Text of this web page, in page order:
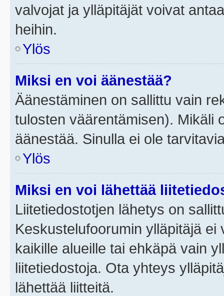
valvojat ja ylläpitäjät voivat
heihin.
Ylös
Miksi en voi äänestää?
Äänestäminen on sallittu vain
tulosten väärentämisen). Mikäli
äänestää. Sinulla ei ole
Ylös
Miksi en voi lähettää
Liitetiedostotjen lähetys on
Keskustelufoorumin ylläpitäjä
kaikille alueille tai ehkäpä vain
liitetiedostoja. Ota yhteys
lähettää liitteitä.